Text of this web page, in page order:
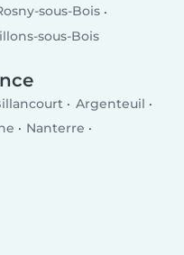
sous-Bois
sous-Bois
Argenteuil
Nanterre